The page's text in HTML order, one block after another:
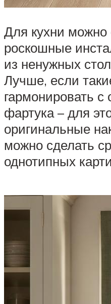
Для кухни можно
роскошные
из ненужных
Лучше, если
гармонировать
фартука – для
оригинальные
можно сделать
однотипных